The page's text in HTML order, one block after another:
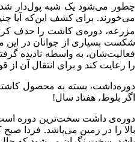
چطور می‌شود یک شبه پول‌دار
می‌خورند. برای کشف این‌که آیا
مزرعه، دوره‌ی کاشت را حذف
شکست بسیاری از جوانان در این
فعالیت‌شان، به واسطه نادیده
را رعایت کند و برای انتقال آن از
دوره‌داشت، بسته به محصول
اگر بلوط، هفتاد سال!
دوره‌ی داشت سخت‌ترین دوره است.
بالا را در زمین می‌پاشد. فردا